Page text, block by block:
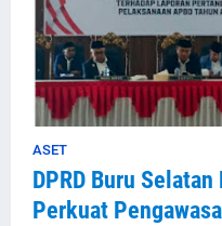
ASET
DPRD Buru
Perkuat